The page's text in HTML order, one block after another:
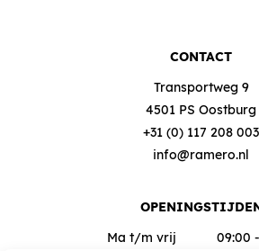
CONTACT
Transportweg 9
4501 PS Oostburg
+31 (0) 117 208 003
info@ramero.nl
Ma t/m vrij
09:00